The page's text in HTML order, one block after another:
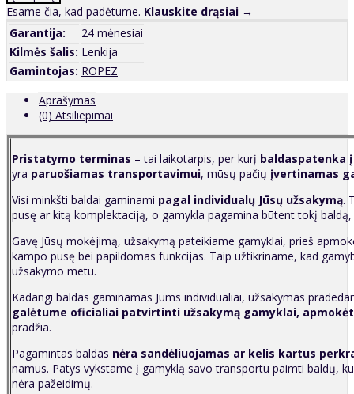
Esame čia, kad padėtume. Klauskite drąsiai →
Garantija:
24 mėnesiai
Kilmės šalis: Lenkija
Gamintojas: ROPEZ
Aprašymas
(0) Atsiliepimai
Pristatymo terminas – tai laikotarpis, per kurį baldaspatenka
yra paruošiamas transportavimui, mūsų pačių įvertinamas
Visi minkšti baldai gaminami pagal individualų Jūsų užsakymą.
pusę ar kitą komplektaciją, o gamykla pagamina būtent tokį
Gavę Jūsų mokėjimą, užsakymą pateikiame gamyklai, prieš
kampo pusę bei papildomas funkcijas. Taip užtikriname, kad
užsakymo metu.
Kadangi baldas gaminamas Jums individualiai, užsakymas
galėtume oficialiai patvirtinti užsakymą gamyklai,
pradžia.
Pagamintas baldas nėra sandėliuojamas ar kelis kartus
namus. Patys vykstame į gamyklą savo transportu paimti baldų,
nėra pažeidimų.